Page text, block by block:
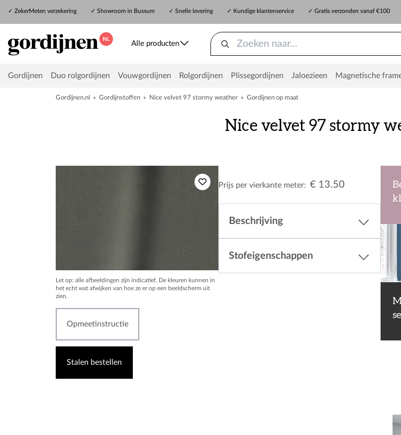
✓ ZekerMeten verzekering ✓ Showroom in Bussum ✓ Snelle levering ✓ Kundige klantenservice ✓ Gratis verzonden vanaf €100
Alle producten
Gordijnen Duo rolgordijnen Vouwgordijnen Rolgordijnen Plissegordijnen Jaloezieen Magnetische
Gordijnen.nl » Gordijnstoffen » Nice velvet 97 stormy weather » Gordijnen op maat
Nice velvet 97 stormy
Let op: alle afbeeldingen zijn indicatief. De kleuren kunnen in
het echt wat afwijken van hoe ze er op een beeldscherm uit
zien.
Opmeetinstructie
Stalen bestellen
Prijs per vierkante meter: € 13.50
Beschrijving
Stofeigenschappen